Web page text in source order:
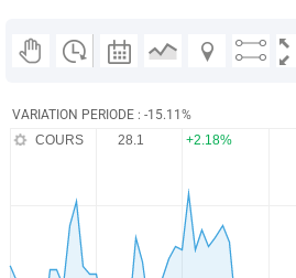
VARIATION PERIODE : -15.11%
COURS 28.1 +2.18%